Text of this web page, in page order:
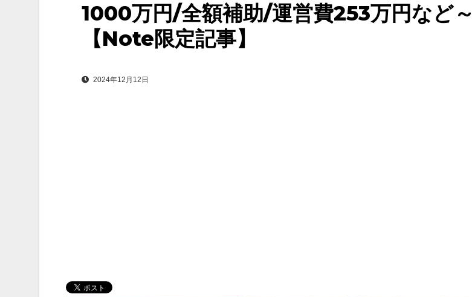
1000万円/全額補助/運営費253万円など～
【Note限定記事】
2024年12月12日